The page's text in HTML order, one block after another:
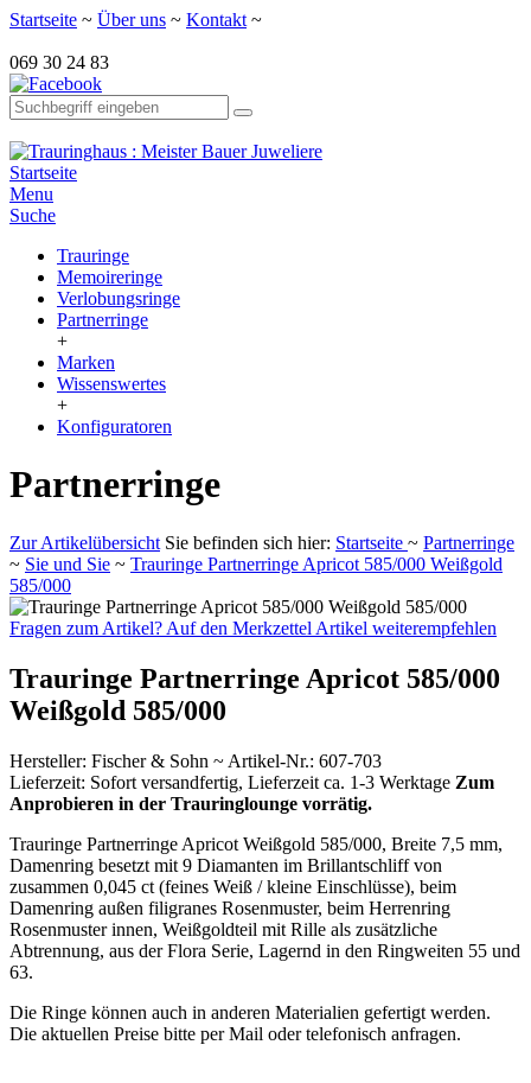
Startseite ~ Über uns ~ Kontakt ~
069 30 24 83
Startseite
Menu
Suche
Trauringe
Memoireringe
Verlobungsringe
Partnerringe
+
Marken
Wissenswertes
+
Konfiguratoren
Partnerringe
Zur Artikelübersicht Sie befinden sich hier: Startseite ~ Partnerringe
~ Sie und Sie ~ Trauringe Partnerringe Apricot 585/000 Weißgold
585/000
Fragen zum Artikel? Auf den Merkzettel Artikel weiterempfehlen
Trauringe Partnerringe Apricot 585/000
Weißgold 585/000
Hersteller: Fischer & Sohn ~ Artikel-Nr.: 607-703
Lieferzeit: Sofort versandfertig, Lieferzeit ca. 1-3 Werktage Zum
Anprobieren in der Trauringlounge vorrätig.
Trauringe Partnerringe Apricot Weißgold 585/000, Breite 7,5 mm,
Damenring besetzt mit 9 Diamanten im Brillantschliff von
zusammen 0,045 ct (feines Weiß / kleine Einschlüsse), beim
Damenring außen filigranes Rosenmuster, beim Herrenring
Rosenmuster innen, Weißgoldteil mit Rille als zusätzliche
Abtrennung, aus der Flora Serie, Lagernd in den Ringweiten 55 und
63.
Die Ringe können auch in anderen Materialien gefertigt werden.
Die aktuellen Preise bitte per Mail oder telefonisch anfragen.